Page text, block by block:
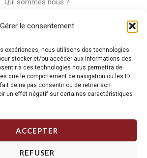
Gérer le consentement
expériences, nous utilisons des technologies
stocker et/ou accéder aux informations des
à ces technologies nous permettra de
que le comportement de navigation ou les ID
de ne pas consentir ou de retirer son
un effet négatif sur certaines caractéristiques
ACCEPTER
REFUSER
seule passion, venez visiter notre shop
de motos